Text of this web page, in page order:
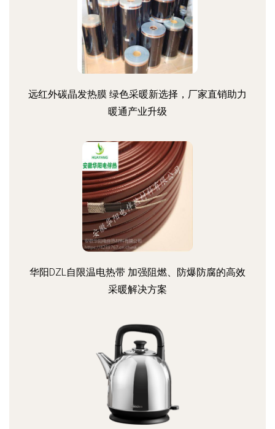
远红外碳晶发热膜 绿色采暖新选择，厂家直销助力
暖通产业升级
华阳DZL自限温电热带 加强阻燃、防爆防腐的高效
采暖解决方案